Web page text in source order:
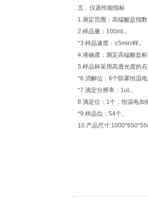
五、仪器性能指标
1.测定范围：高锰酸盐指
2.样品量：100mL。
*3.样品速度：≤5min/样。
4.准确度：测定高锰酸盐
5.样品杯采用高透光度的
*6.消解位：6个防雾恒温
*7.滴定分辨率：1uL。
8.滴定位：1个，恒温电
*9.样品位：54个。
10.产品尺寸